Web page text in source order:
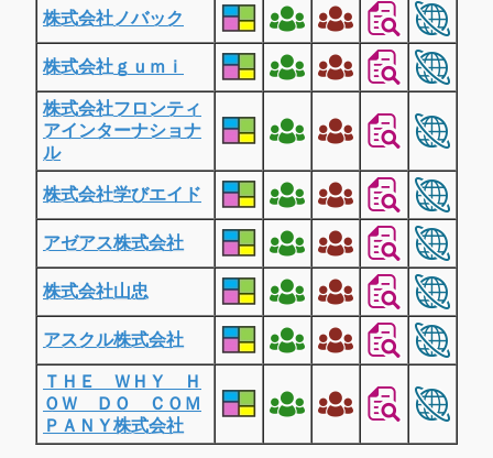
株式会社ノバック
株式会社ｇｕｍｉ
株式会社フロンティ
アインターナショナ
ル
株式会社学びエイド
アゼアス株式会社
株式会社山忠
アスクル株式会社
ＴＨＥ ＷＨＹ Ｈ
ＯＷ ＤＯ ＣＯＭ
ＰＡＮＹ株式会社